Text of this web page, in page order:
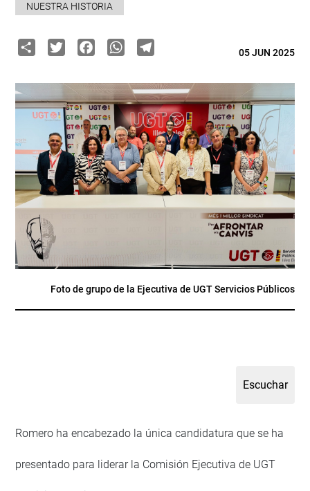
NUESTRA HISTORIA
ShareTwitterFacebook
WhatsApp
Telegram05 JUN 2025
Foto de grupo de la Ejecutiva de UGT Servicios Públicos
Romero ha encabezado la única candidatura que se ha
presentado para liderar la Comisión Ejecutiva de UGT